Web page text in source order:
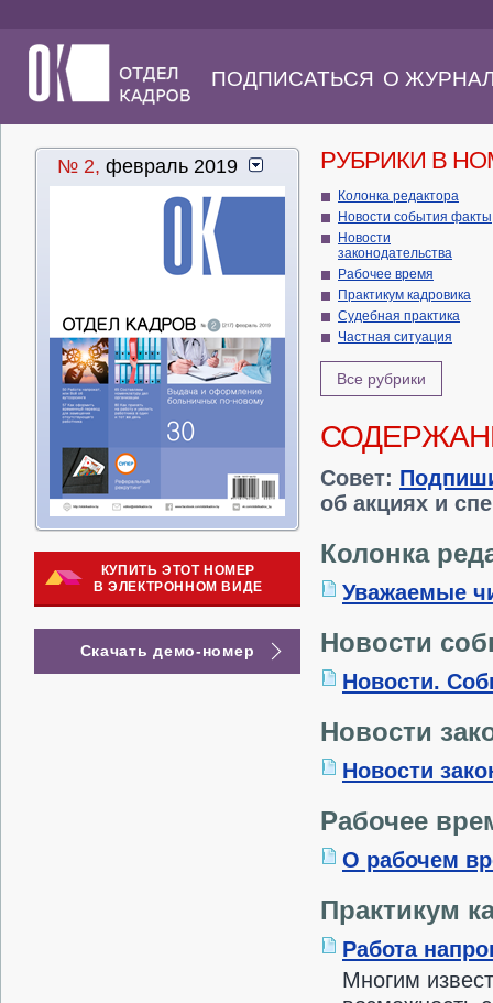
ПОДПИСАТЬСЯ О
№ 2, февраль 2019
КУПИТЬ ЭТОТ НОМЕР
В ЭЛЕКТРОННОМ ВИДЕ
Скачать демо-номер
РУБРИКИ В
Колонка редактора
Новости события факты
Новости
законодательства
Рабочее время
Практикум кадровика
Судебная практика
Частная ситуация
Все рубрики
Совет:
об акциях и
Колонка
Уважаемые
Новости
Новости.
Новости
Новости
Рабочее
О рабочем
Практикум
Работа
Многим